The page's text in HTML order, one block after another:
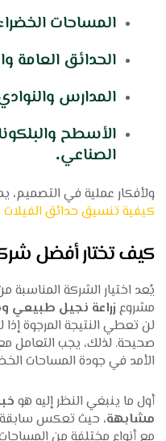
المساحات
الحدائق العامة
المدارس
الأسطح
الصناعي.
ولأفكار عملية في التصميم،
كيفية تنسيق حدائق الفيلات
كيف تختار أفضل
يُعد اختيار الشركة
مشروع زراعة نجيل طبيعي
لن تعطي النتيجة المرجوة
صحيحة. لذلك، يجب التعامل مع
الأمد في جودة المساحات
أول ما ينبغي النظر إليه هو
مشابهة، حيث تعكس سابقة